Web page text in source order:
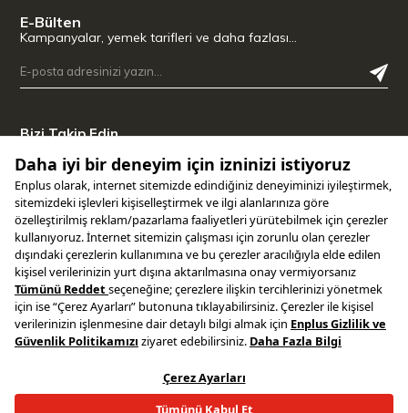
E-Bülten
Kampanyalar, yemek tarifleri ve daha fazlası…
Bizi Takip Edin
Uygulamamızı İndirin
Copyright © 2025 ENPLUS | Tüm hakları saklıdır.